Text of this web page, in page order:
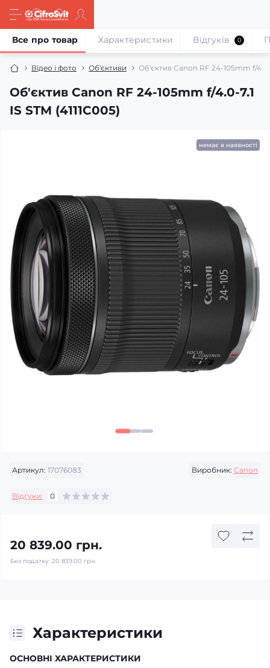
Відео і фото Об'єктиви Об'єктив Canon RF 24-105mm f/4.0-
Об'єктив Canon RF 24-105mm f/4.0-7.1
IS STM (4111C005)
Все про товар Характеристики Відгуків 0
немає в наявності
Артикул: 17076083 Виробник: Canon
Відгуки: 0
20 839.00 грн.
Без податку: 20 839.00 грн.
Характеристики
ОСНОВНІ ХАРАКТЕРИСТИКИ